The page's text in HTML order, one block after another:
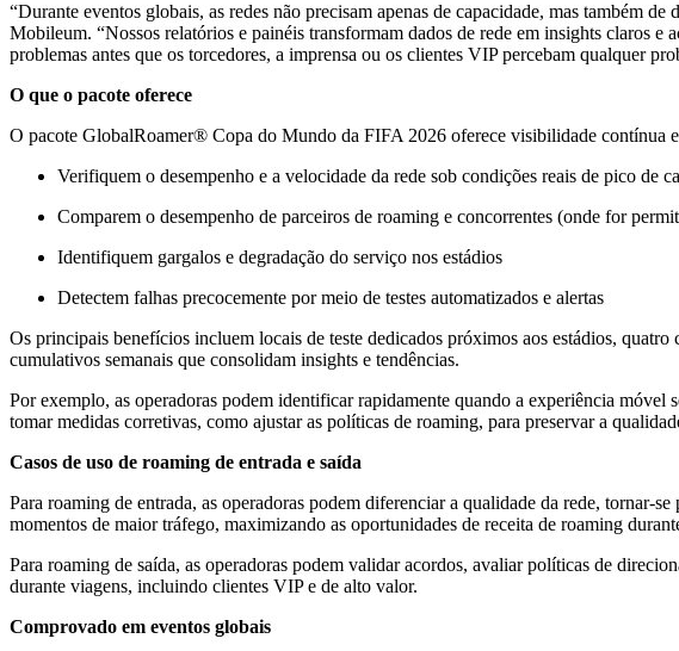
“Durante eventos globais, as redes não precisam apenas de capacidade, mas também
Mobileum. “Nossos relatórios e painéis transformam dados de rede em insights claros
problemas antes que os torcedores, a imprensa ou os clientes VIP percebam qualquer
O que o pacote oferece
O pacote GlobalRoamer® Copa do Mundo da FIFA 2026 oferece visibilidade contínua
Verifiquem o desempenho e a velocidade da rede sob condições reais de pico de
Comparem o desempenho de parceiros de roaming e concorrentes (onde for
Identifiquem gargalos e degradação do serviço nos estádios
Detectem falhas precocemente por meio de testes automatizados e alertas
Os principais benefícios incluem locais de teste dedicados próximos aos estádios,
cumulativos semanais que consolidam insights e tendências.
Por exemplo, as operadoras podem identificar rapidamente quando a experiência
tomar medidas corretivas, como ajustar as políticas de roaming, para preservar a
Casos de uso de roaming de entrada e saída
Para roaming de entrada, as operadoras podem diferenciar a qualidade da rede, tornar-
momentos de maior tráfego, maximizando as oportunidades de receita de roaming
Para roaming de saída, as operadoras podem validar acordos, avaliar políticas de
durante viagens, incluindo clientes VIP e de alto valor.
Comprovado em eventos globais